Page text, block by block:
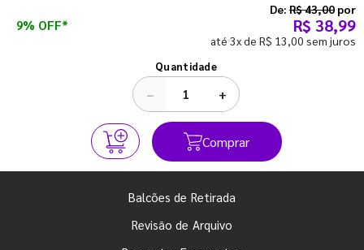
9% OFF*
De: R$ 43,00 por
R$ 38,99
até 3x de R$ 13,00 sem juros
Quantidade
− +
Comprar
Balcões de Retirada
Revisão de Arquivo